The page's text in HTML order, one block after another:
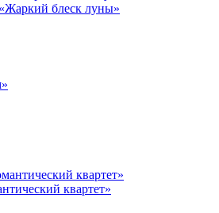
блеск луны»
квартет»